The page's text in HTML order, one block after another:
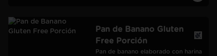
Pan de Banano Gluten
Free Porción
Pan de banano elaborado con harina